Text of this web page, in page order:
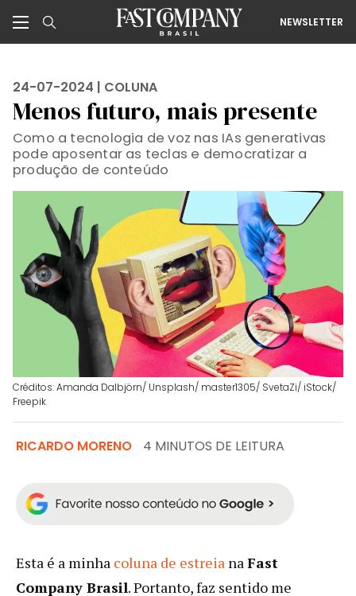
NEWSLETTER
24-07-2024 | COLUNA
Menos futuro, mais presente
Como a tecnologia de voz nas IAs generativas
pode aposentar as teclas e democratizar a
produção de conteúdo
Créditos: Amanda Dalbjörn/ Unsplash/ master1305/ SvetaZi/ iStock/
Freepik
RICARDO MORENO 4 MINUTOS DE LEITURA
Esta é a minha coluna de estreia naFast
Company Brasil. Portanto, faz sentido me